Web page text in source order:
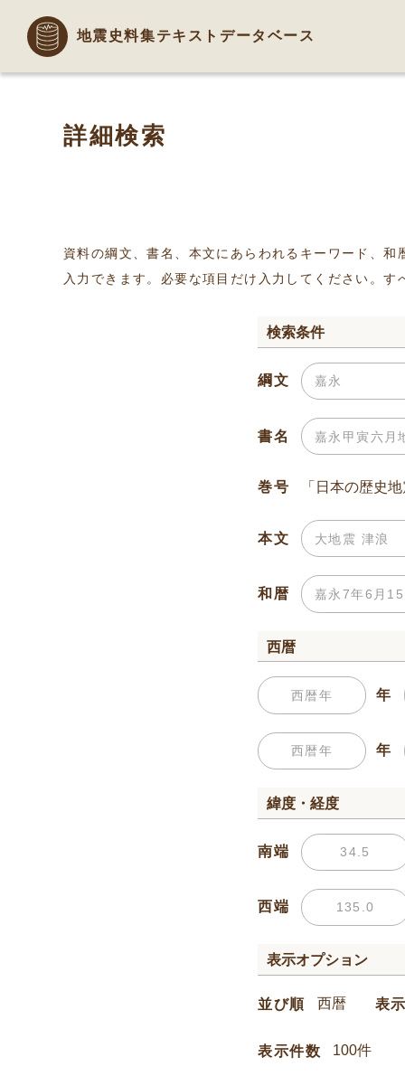
地震史料集テキストデータベース
詳細検索
資料の綱文、書名、本文にあらわれるキーワード、
入力できます。必要な項目だけ入力してください。
検索条件
綱文
書名
巻号
本文
和暦
西暦
年
年
緯度・経度
南端
西端
表示オプション
並び順 表
表示件数